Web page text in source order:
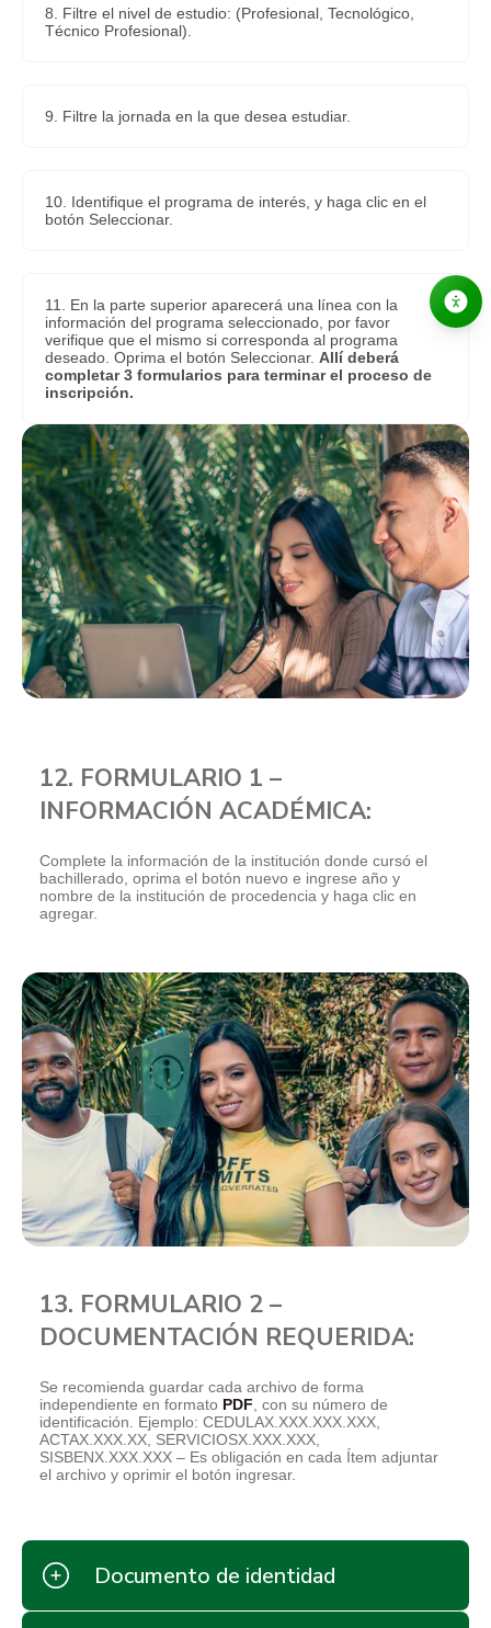
8. Filtre el nivel de estudio: (Profesional, Tecnológico,
Técnico Profesional).
9. Filtre la jornada en la que desea estudiar.
10. Identifique el programa de interés, y haga clic en el
botón Seleccionar.
11. En la parte superior aparecerá una línea con la
información del programa seleccionado, por favor
verifique que el mismo si corresponda al programa
deseado. Oprima el botón Seleccionar. Allí deberá
completar 3 formularios para terminar el proceso de
inscripción.
12. FORMULARIO 1 –
INFORMACIÓN ACADÉMICA:
Complete la información de la institución donde cursó el
bachillerado, oprima el botón nuevo e ingrese año y
nombre de la institución de procedencia y haga clic en
agregar.
13. FORMULARIO 2 –
DOCUMENTACIÓN REQUERIDA:
Se recomienda guardar cada archivo de forma
independiente en formato PDF , con su número de
identificación. Ejemplo: CEDULAX.XXX.XXX.XXX,
ACTAX.XXX.XX, SERVICIOSX.XXX.XXX,
SISBENX.XXX.XXX – Es obligación en cada Ítem adjuntar
el archivo y oprimir el botón ingresar.
Documento de identidad